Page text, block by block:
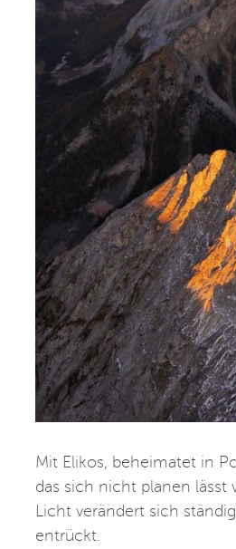
Mit Elikos, beheimatet in
das sich nicht planen lässt
Licht verändert sich
entrückt.